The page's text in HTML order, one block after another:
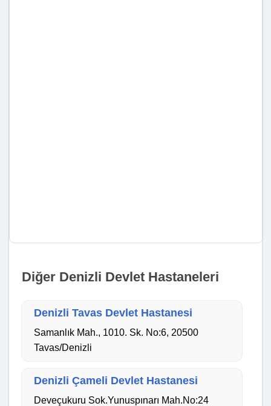
Diğer Denizli Devlet Hastaneleri
Denizli Tavas Devlet Hastanesi
Samanlık Mah., 1010. Sk. No:6, 20500
Tavas/Denizli
Denizli Çameli Devlet Hastanesi
Deveçukuru Sok.Yunuspınarı Mah.No:24